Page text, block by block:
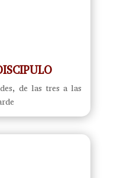
de las tres a las